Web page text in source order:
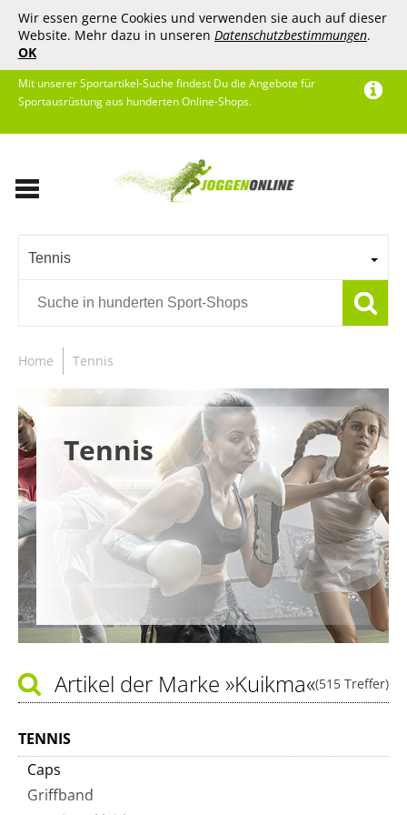
Wir essen gerne Cookies und verwenden sie auch auf dieser
Website. Mehr dazu in unseren Datenschutzbestimmungen.
OK
Mit unserer Sportartikel-Suche findest Du die Angebote für
Sportausrüstung aus hunderten Online-Shops.
Tennis
Home Tennis
Tennis
(515 Treffer)
Artikel der Marke »Kuikma«
TENNIS
Caps
Griffband